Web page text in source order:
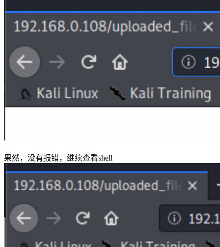
果然，没有报错，继续查看shell